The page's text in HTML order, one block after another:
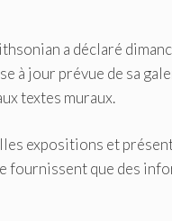
a déclaré
à jour prévue de sa
textes muraux.
expositions et
fournissent que des